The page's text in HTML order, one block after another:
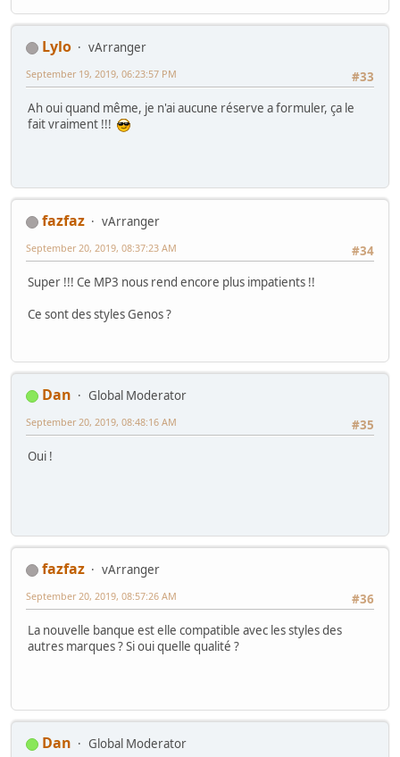
Lylo
vArranger
#33
September 19, 2019, 06:23:57 PM
Ah oui quand même, je n'ai aucune réserve a formuler, ça le
fait vraiment !!!
fazfaz
vArranger
#34
September 20, 2019, 08:37:23 AM
Super !!! Ce MP3 nous rend encore plus impatients !!
Ce sont des styles Genos ?
Dan
Global Moderator
#35
September 20, 2019, 08:48:16 AM
Oui !
fazfaz
vArranger
#36
September 20, 2019, 08:57:26 AM
La nouvelle banque est elle compatible avec les styles des
autres marques ? Si oui quelle qualité ?
Dan
Global Moderator